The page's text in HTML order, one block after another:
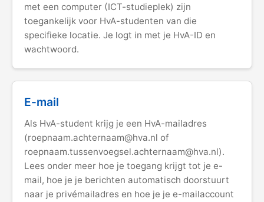
met een computer (ICT-studieplek) zijn
toegankelijk voor HvA-studenten van die
specifieke locatie. Je logt in met je HvA-ID en
wachtwoord.
E-mail
Als HvA-student krijg je een HvA-mailadres
(roepnaam.achternaam@hva.nl of
roepnaam.tussenvoegsel.achternaam@hva.nl).
Lees onder meer hoe je toegang krijgt tot je e-
mail, hoe je je berichten automatisch doorstuurt
naar je privémailadres en hoe je je e-mailaccount